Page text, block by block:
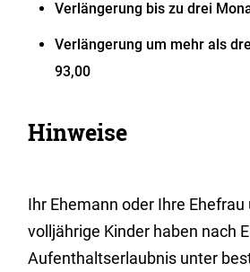
Verlängerung bis zu drei
Verlängerung um mehr als
93,00
Hinweise
Ihr Ehemann oder Ihre
volljährige Kinder haben nach
Aufenthaltserlaubnis unter